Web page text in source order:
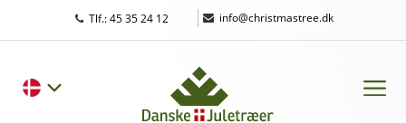
Tlf.: 45 35 24 12 | info@christmastree.dk